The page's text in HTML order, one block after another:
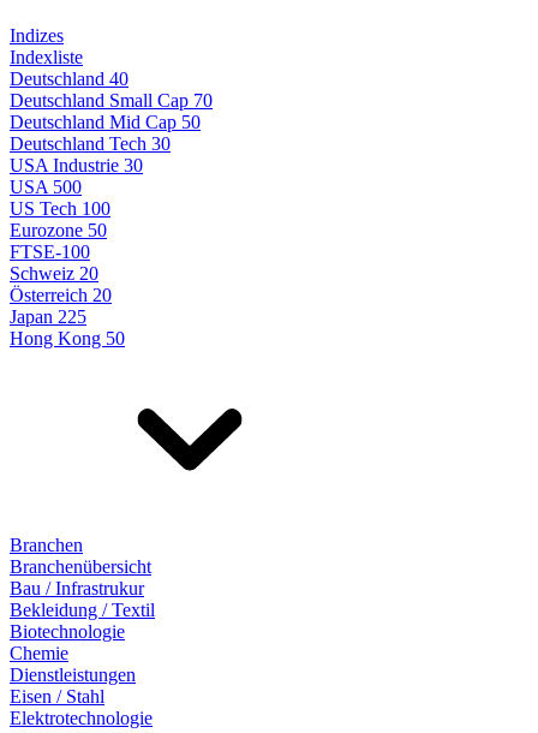
Indizes
Indexliste
Deutschland 40
Deutschland Small Cap 70
Deutschland Mid Cap 50
Deutschland Tech 30
USA Industrie 30
USA 500
US Tech 100
Eurozone 50
FTSE-100
Schweiz 20
Österreich 20
Japan 225
Hong Kong 50
Branchen
Branchenübersicht
Bau / Infrastrukur
Bekleidung / Textil
Biotechnologie
Chemie
Dienstleistungen
Eisen / Stahl
Elektrotechnologie